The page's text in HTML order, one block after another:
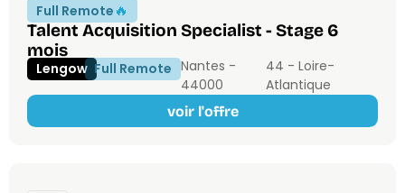
Full Remote 🔥
Talent Acquisition Specialist - Stage 6
mois
Lengow Full Remote Nantes -
44000
44 - Loire-
Atlantique
voir l'offre